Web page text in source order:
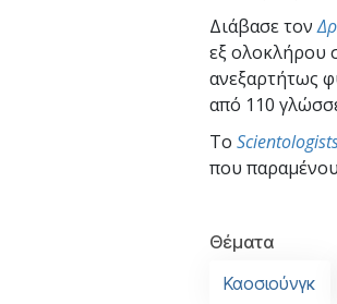
Διάβασε τον
εξ ολοκλήρου
ανεξαρτήτως
από 110
To
που
Θέματα
Καοσιούνγκ